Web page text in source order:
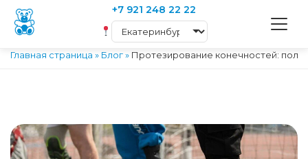
+7 921 248 22 22
Главная страница » Блог» Протезирование конечностей: